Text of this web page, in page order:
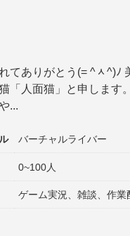
てありがとう(= ^ᆺ^)ﾉ
「人面猫」と申します
...
バーチャルライバー
0~100人
ゲーム実況、雑談、作業